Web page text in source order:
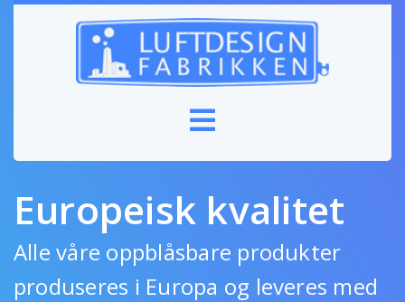
Europeisk kvalitet
Alle våre oppblåsbare produkter
produseres i Europa og leveres med